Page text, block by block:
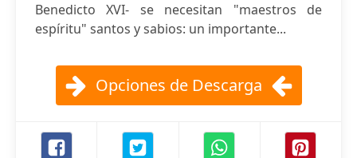
Benedicto XVI- se necesitan "maestros de
espíritu" santos y sabios: un importante...
Opciones de Descarga